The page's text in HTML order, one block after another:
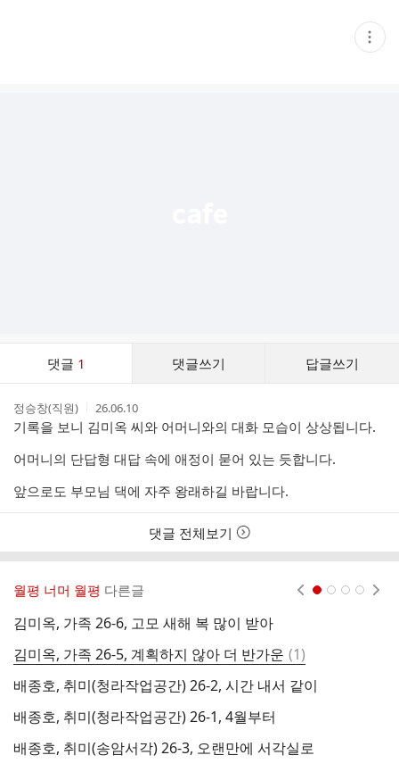
현
재
댓글 1 댓글쓰기 답글쓰기
작
성
자
정승창(직원)
작
성
시
간
26.06.10
기록을 보니 김미옥 씨와 어머니와의 대화 모습이 상상됩니다.
어머니의 단답형 대답 속에 애정이 묻어 있는 듯합니다.
앞으로도 부모님 댁에 자주 왕래하길 바랍니다.
댓글 전체보기
월평 너머 월평 다른글
김미옥, 가족 26-6, 고모 새해 복 많이 받아
김미옥, 가족 26-5, 계획하지 않아 더 반가운 댓
글
(1)
배종호, 취미(청라작업공간) 26-2, 시간 내서 같이
배종호, 취미(청라작업공간) 26-1, 4월부터
배종호, 취미(송암서각) 26-3, 오랜만에 서각실로